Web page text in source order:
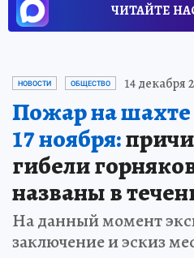
ЧИТАЙТЕ
НОВОСТИ ОБЩЕСТВО 14 декабря
Пожар на
17 ноября:
гибели
названы в
На данный момент
заключение и эскиз